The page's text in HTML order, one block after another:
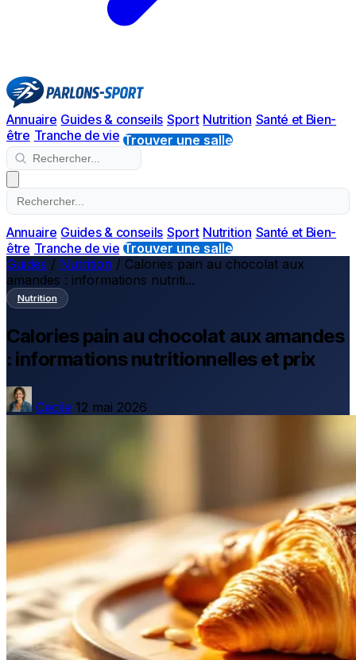
Annuaire Guides & conseils Sport Nutrition Santé et Bien-
être Tranche de vie Trouver une salle
Annuaire Guides & conseils Sport Nutrition Santé et Bien-
être Tranche de vie Trouver une salle
Guides / Nutrition / Calories pain au chocolat aux
amandes : informations nutriti...
Nutrition
Calories pain au chocolat aux amandes
: informations nutritionnelles et prix
Cecile 12 mai 2026